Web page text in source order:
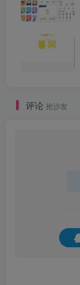
评论 抢沙发